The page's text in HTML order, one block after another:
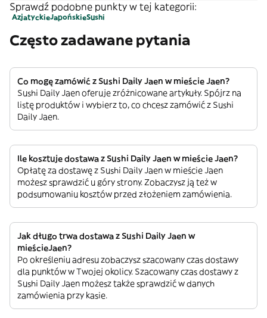
Sprawdź podobne punkty w tej kategorii:
AzjatyckieJapońskieSushi
Często zadawane pytania
Co mogę zamówić z Sushi Daily Jaen w mieście Jaen?
Sushi Daily Jaen oferuje zróżnicowane artykuły. Spójrz na
listę produktów i wybierz to, co chcesz zamówić z Sushi
Daily Jaen.
Ile kosztuje dostawa z Sushi Daily Jaen w mieście Jaen?
Opłatę za dostawę z Sushi Daily Jaen w mieście Jaen
możesz sprawdzić u góry strony. Zobaczysz ją też w
podsumowaniu kosztów przed złożeniem zamówienia.
Jak długo trwa dostawa z Sushi Daily Jaen w
mieścieJaen?
Po określeniu adresu zobaczysz szacowany czas dostawy
dla punktów w Twojej okolicy. Szacowany czas dostawy z
Sushi Daily Jaen możesz także sprawdzić w danych
zamówienia przy kasie.